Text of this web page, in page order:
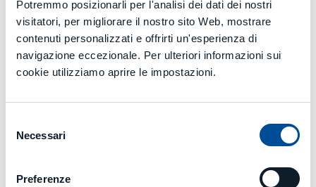
Potremmo posizionarli per l'analisi dei dati dei nostri
visitatori, per migliorare il nostro sito Web, mostrare
contenuti personalizzati e offrirti un'esperienza di
navigazione eccezionale. Per ulteriori informazioni sui
cookie utilizziamo aprire le impostazioni.
delNecessari
Preferenze
Nazione
Email
Alternative: